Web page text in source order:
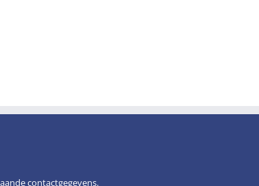
contactgegevens.